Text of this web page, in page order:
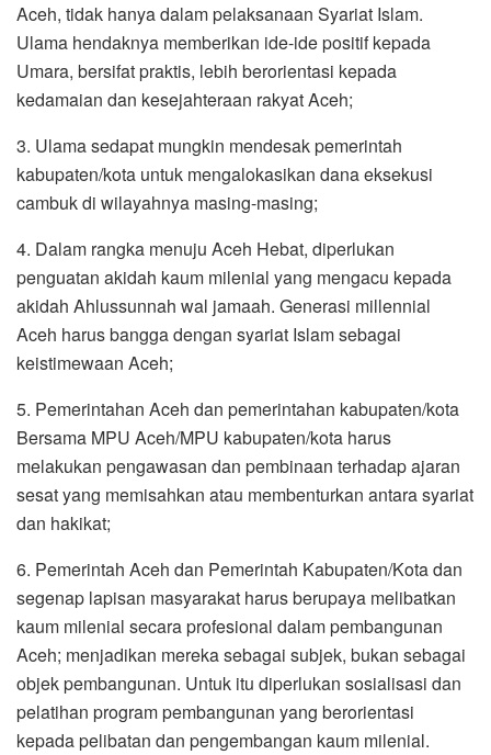
Aceh, tidak hanya dalam pelaksanaan Syariat Islam.
Ulama hendaknya memberikan ide-ide positif kepada
Umara, bersifat praktis, lebih berorientasi kepada
kedamaian dan kesejahteraan rakyat Aceh;
3. Ulama sedapat mungkin mendesak pemerintah
kabupaten/kota untuk mengalokasikan dana eksekusi
cambuk di wilayahnya masing-masing;
4. Dalam rangka menuju Aceh Hebat, diperlukan
penguatan akidah kaum milenial yang mengacu kepada
akidah Ahlussunnah wal jamaah. Generasi millennial
Aceh harus bangga dengan syariat Islam sebagai
keistimewaan Aceh;
5. Pemerintahan Aceh dan pemerintahan kabupaten/kota
Bersama MPU Aceh/MPU kabupaten/kota harus
melakukan pengawasan dan pembinaan terhadap ajaran
sesat yang memisahkan atau membenturkan antara syariat
dan hakikat;
6. Pemerintah Aceh dan Pemerintah Kabupaten/Kota dan
segenap lapisan masyarakat harus berupaya melibatkan
kaum milenial secara profesional dalam pembangunan
Aceh; menjadikan mereka sebagai subjek, bukan sebagai
objek pembangunan. Untuk itu diperlukan sosialisasi dan
pelatihan program pembangunan yang berorientasi
kepada pelibatan dan pengembangan kaum milenial.